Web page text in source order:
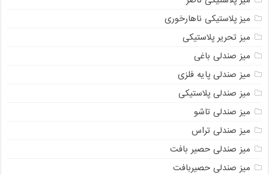
میز پلاستیکی ناهارخوری
میز تحریر پلاستیکی
میز صندلی باغی
میز صندلی پایه فلزی
میز صندلی پلاستیکی
میز صندلی تاشو
میز صندلی تراس
میز صندلی حصیر بافت
میز صندلی حصیربافت